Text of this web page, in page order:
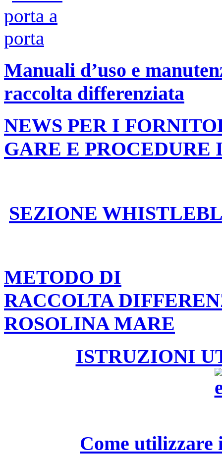
Manuali d’uso e
raccolta differenziata
NEWS PER I
GARE E PROCEDURE
SEZIONE
METODO DI
RACCOLTA
ROSOLINA MARE
ISTRUZIONI
Come utilizzare